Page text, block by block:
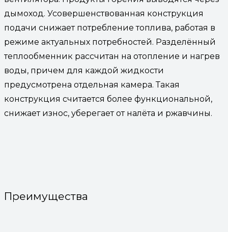
дымоход. Усовершенствованная конструкция
подачи снижает потребление топлива, работая в
режиме актуальных потребностей. Разделённый
теплообменник рассчитан на отопление и нагрев
воды, причем для каждой жидкости
предусмотрена отдельная камера. Такая
конструкция считается более функциональной,
снижает износ, уберегает от налёта и ржавчины.
Преимущества